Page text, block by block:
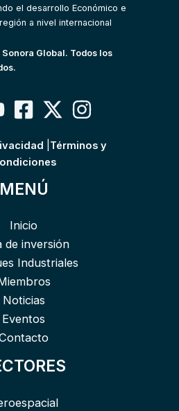
el desarrollo Económico e
a nivel internacional
Global. Todos los
Términos y
MENÚ
Inicio
de inversión
Industriales
Noticias
Eventos